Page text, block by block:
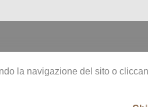
Formigaro
storico, i protagonisti -
la navigazione del sito o